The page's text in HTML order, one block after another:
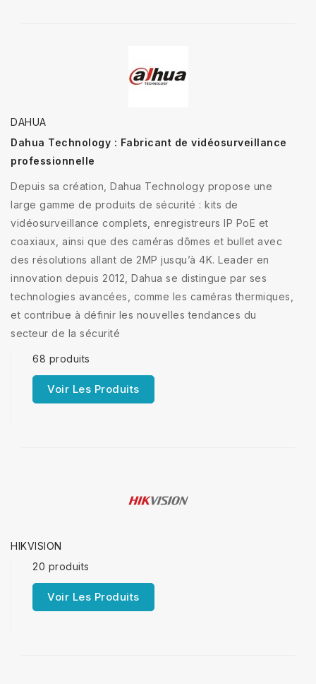
DAHUA
Dahua Technology : Fabricant de vidéosurveillance
professionnelle
Depuis sa création, Dahua Technology propose une
large gamme de produits de sécurité : kits de
vidéosurveillance complets, enregistreurs IP PoE et
coaxiaux, ainsi que des caméras dômes et bullet avec
des résolutions allant de 2MP jusqu’à 4K. Leader en
innovation depuis 2012, Dahua se distingue par ses
technologies avancées, comme les caméras thermiques,
et contribue à définir les nouvelles tendances du
secteur de la sécurité
68 produits
Voir Les Produits
HIKVISION
20 produits
Voir Les Produits